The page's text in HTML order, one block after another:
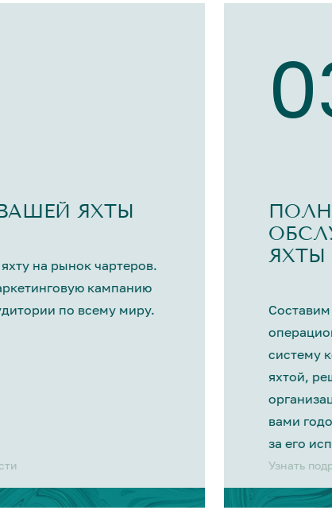
ЯХТЫ
на рынок чартеров.
кампанию
по всему миру.
ЯХТЫ
систему
яхтой,
вами
за его
Узнать